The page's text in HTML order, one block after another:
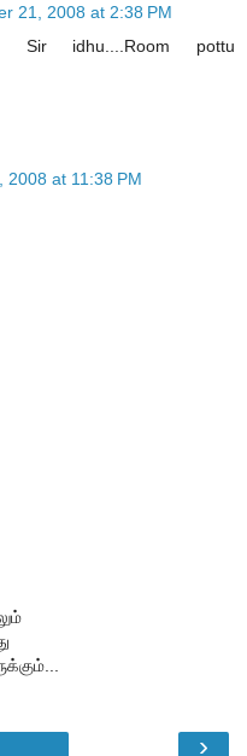
21, 2008 at 2:38 PM
Sir idhu....Room pottu
2008 at 11:38 PM
›